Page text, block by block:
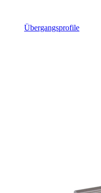
Übergangsprofile